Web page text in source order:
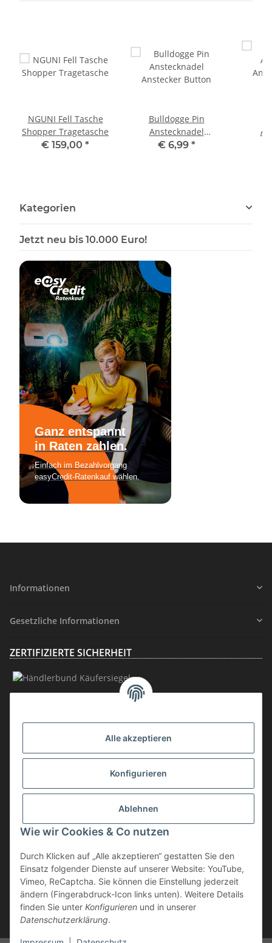
Alle akzeptieren
Konfigurieren
Ablehnen
Wie wir Cookies & Co nutzen
Durch Klicken auf „Alle akzeptieren“ gestatten Sie den
Einsatz folgender Dienste auf unserer Website: YouTube,
Vimeo, ReCaptcha. Sie können die Einstellung jederzeit
ändern (Fingerabdruck-Icon links unten). Weitere Details
finden Sie unter Konfigurieren und in unserer
Datenschutzerklärung.
NGUNI Fell Tasche
Shopper Tragetasche
€ 159,00 *
Bulldogge Pin
Anstecknadel
Anstecker Button
€ 6,99 *
Kategorien
Jetzt neu bis 10.000 Euro!
Informationen
Gesetzliche Informationen
ZERTIFIZIERTE SICHERHEIT
Vertrag widerrufen
Die Ware unterliegt der Differenzbesteuerung. Daher wird die im
Kaufpreis enthaltene Umsatzsteuer in der Rechnung nicht gesondert
ausgewiesen.
** gilt für Lieferungen innerhalb Deutschlands, Lieferzeiten für andere
Länder entnehmen Sie bitte der Schaltfläche "Versand"